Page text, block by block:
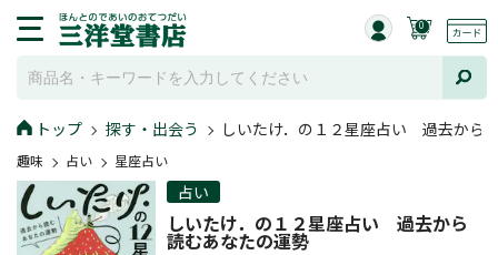
0
トップ 探す・出会う しいたけ．の１２星座占い 過去から
趣味 占い 星座占い
占い
しいたけ．の１２星座占い 過去から
読むあなたの運勢